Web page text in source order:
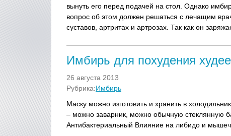
вынуть его перед подачей на стол. Однако
вопрос об этом должен решаться с лечащим
суставов, артритах и артрозах. Так как он
Имбирь для похудения
26 августа 2013
Рубрика:Имбирь
Маску можно изготовить и хранить в
– можно заварник, можно обычную стеклянную
Антибактериальный Влияние на либидо и